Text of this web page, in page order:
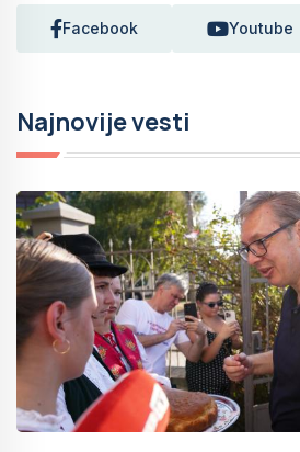
Facebook Youtube
Najnovije vesti